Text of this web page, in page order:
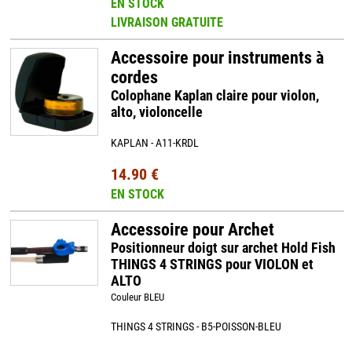
EN STOCK
LIVRAISON GRATUITE
Accessoire pour instruments à
cordes
Colophane Kaplan claire pour violon,
alto, violoncelle
KAPLAN - A11-KRDL
14.90 €
EN STOCK
Accessoire pour Archet
Positionneur doigt sur archet Hold Fish
THINGS 4 STRINGS pour VIOLON et
ALTO
Couleur BLEU
THINGS 4 STRINGS - B5-POISSON-BLEU